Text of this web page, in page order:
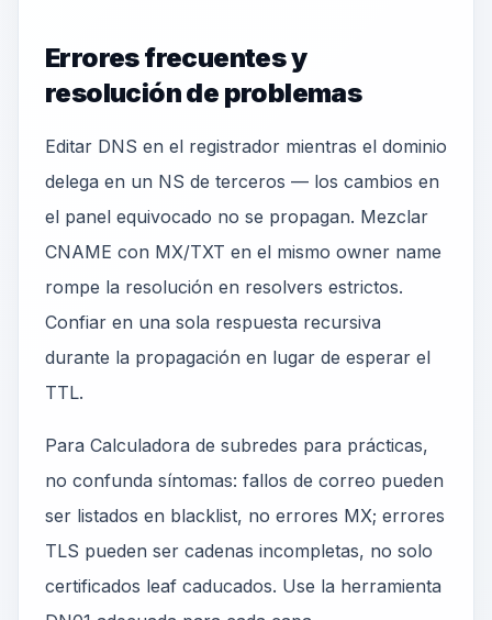
Errores frecuentes y
resolución de problemas
Editar DNS en el registrador mientras el dominio
delega en un NS de terceros — los cambios en
el panel equivocado no se propagan. Mezclar
CNAME con MX/TXT en el mismo owner name
rompe la resolución en resolvers estrictos.
Confiar en una sola respuesta recursiva
durante la propagación en lugar de esperar el
TTL.
Para Calculadora de subredes para prácticas,
no confunda síntomas: fallos de correo pueden
ser listados en blacklist, no errores MX; errores
TLS pueden ser cadenas incompletas, no solo
certificados leaf caducados. Use la herramienta